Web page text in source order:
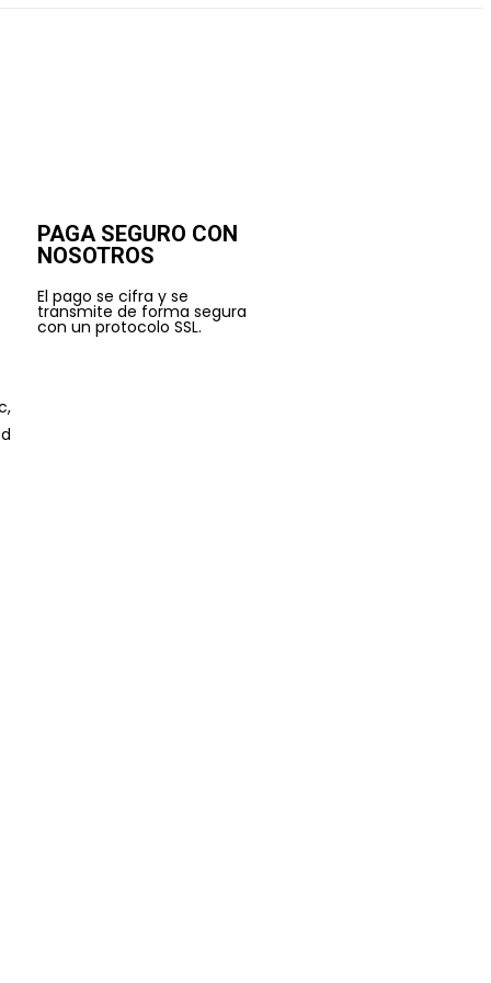
PAGA SEGURO CON
NOSOTROS
El pago se cifra y se
transmite de forma segura
con un protocolo SSL.